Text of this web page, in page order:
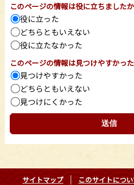
このページの情報は役に立ちました
役に立った
どちらともいえない
役に立たなかった
このページの情報は見つけやすかっ
見つけやすかった
どちらともいえない
見つけにくかった
サイトマップ このサイトにつ